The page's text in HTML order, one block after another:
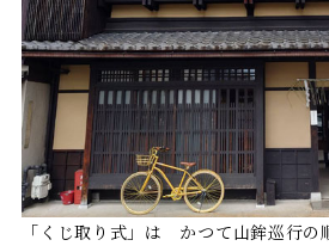
「くじ取り式」は かつて山鉾巡行の